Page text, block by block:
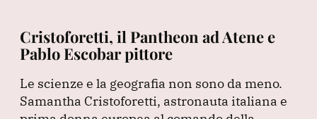
Cristoforetti, il Pantheon ad Atene e
Pablo Escobar pittore
Le scienze e la geografia non sono da meno.
Samantha Cristoforetti, astronauta italiana e